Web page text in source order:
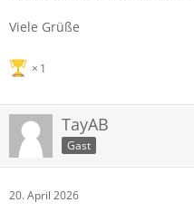
Viele Grüße
1
TayAB
Gast
20. April 2026